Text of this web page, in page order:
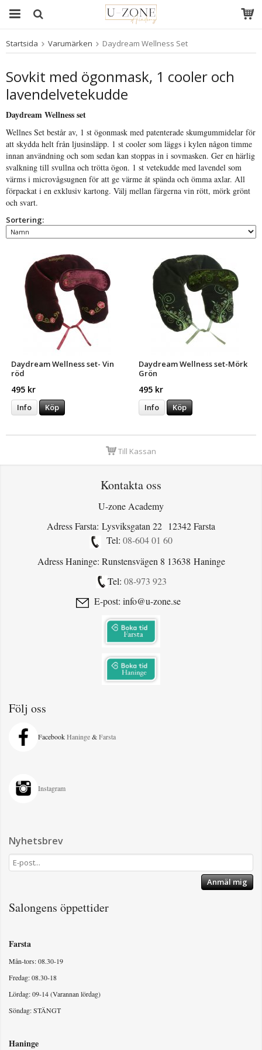
Produkten har blivit tillagd i varukorgen
Startsida Varumärken Daydream Wellness Set
Sovkit med ögonmask, 1 cooler och
lavendelvetekudde
Daydream Wellness set
Wellnes Set består av, 1 st ögonmask med patenterade skumgummidelar för
att skydda helt från ljusinsläpp. 1 st cooler som läggs i kylen någon timme
innan användning och som sedan kan stoppas in i sovmasken. Ger en härlig
svalkning till svullna och trötta ögon. 1 st vetekudde med lavendel som
värms i microvågsugnen för att ge värme åt spända och ömma axlar. All
förpackat i en exklusiv kartong. Välj mellan färgerna vin rött, mörk grönt
och svart.
Sortering:
Daydream Wellness set- Vin
röd
495 kr
Info Köp
Daydream Wellness set-Mörk
Grön
495 kr
Info Köp
Till Kassan
Kontakta oss
U-zone Academy
Adress Farsta: Lysviksgatan 22 12342 Farsta
Tel: 08-604 01 60
Adress Haninge: Runstensvägen 8 13638 Haninge
Tel: 08-973 923
E-post: info@u-zone.se
Följ oss
FacebookHaninge&Farsta
Instagram
Nyhetsbrev
Anmäl mig
Salongens öppettider
Farsta
Mån-tors: 08.30-19
Fredag: 08.30-18
Lördag: 09-14 (Varannan lördag)
Söndag: STÄNGT
Haninge